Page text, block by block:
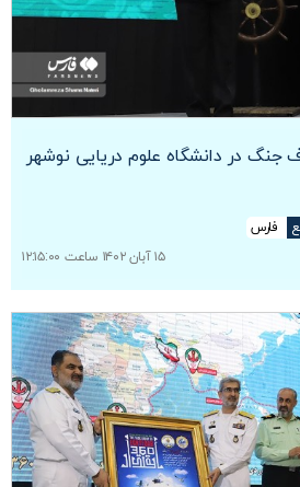
جنگ در دانشگاه علوم دریایی نوشهر
فارس
۱۵ آبان ۱۴۰۲ ساعت ۱۲:۱۵:۰۰